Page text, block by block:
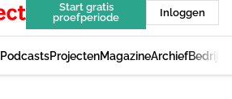
Start gratis
proefperiode
Inloggen
PodcastsProjectenMagazineArchief